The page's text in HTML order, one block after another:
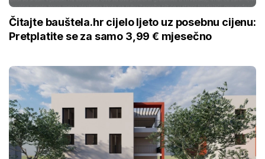
Čitajte bauštela.hr cijelo ljeto uz posebnu cijenu:
Pretplatite se za samo 3,99 € mjesečno